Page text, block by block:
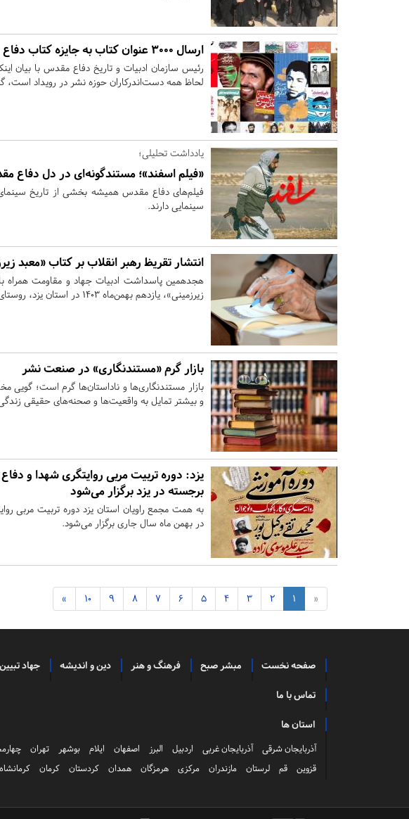
ارسال ۳۰۰۰ عنوان کتاب به جایزه کتاب دفاع مقدس
رئیس سازمان ادبیات و تاریخ دفاع مقدس با بیان
لحاظ همه دست‌اندرکاران حوزه نشر در رویداد است،
یادداشت تحلیلی؛
«فیلم اسفند»؛ مستندگونه‌ای در دل دفاع
فیلم‌های دفاع مقدس همیشه بخشی از تاریخ سینمای
سینمایی دارند.
انتشار تقریظ رهبر انقلاب بر کتاب «معبد
هجدهمین پاسداشت ادبیات جهاد و مقاومت همراه
زیرزمینی»، یازدهم بهمن‌ماه ۱۴۰۳ در استان یزد، روستای رکن‌آباد میبد برگزار خواهد شد.
بازار گرم «مستندنگاری» در صنعت نشر
بازار مستندنگاری‌ها و ناداستان‌ها گرم است؛ گویی
و بیشتر تمایل به واقعیت‌ها و صحنه‌های حقیقی زندگی
یزد: دوره تربیت مربی روایتگری شهدا و
برجسته در یزد برگزار می‌شود
به همت مجمع راویان استان یزد دوره تربیت مربی
در بهمن ماه سال جاری برگزار می‌شود.
«
1
2
3
4
5
6
7
8
9
10
»
صفحه نخست مبشر صبح فرهنگ و هنر دین و اندیشه جهاد تبیین
تماس با ما
استان ها
آذربایجان شرقی آذربایجان غربی اردبیل البرز اصفهان ایلام بوشهر تهران
قزوین
قم لرستان مازندران مرکزی هرمزگان همدان کردستان کرمان کرمانشاه